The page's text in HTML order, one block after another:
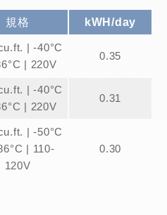
規格 kWH/day
| -40°C
| 220V
0.35
| -40°C
| 220V
0.31
| -50°C
| 110-
120V
0.30